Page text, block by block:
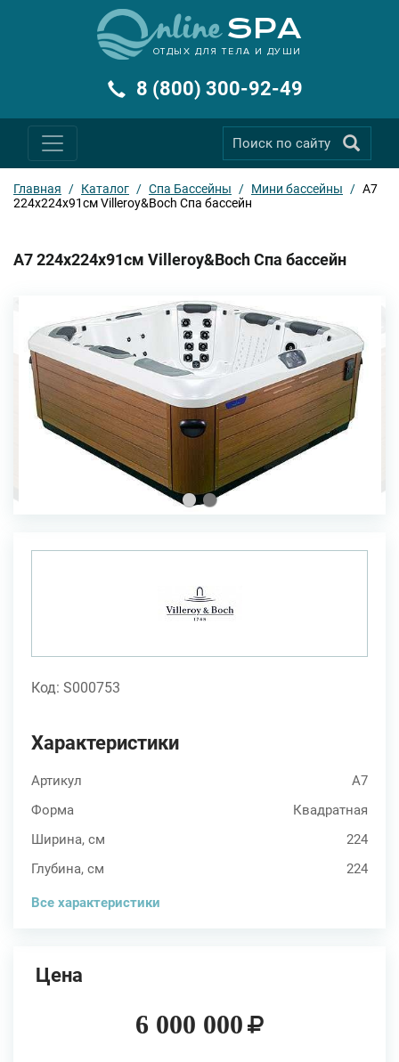
ОТДЫХ ДЛЯ ТЕЛА И ДУШИ
8 (800) 300-92-49
Главная / Каталог / Спа Бассейны / Мини бассейны / A7
224x224x91см Villeroy&Boch Спа бассейн
A7 224x224x91см Villeroy&Boch Спа бассейн
Код: S000753
Характеристики
Артикул
A7
Форма
Квадратная
Ширина, см
224
Глубина, см
224
Все характеристики
Цена
6 000 000